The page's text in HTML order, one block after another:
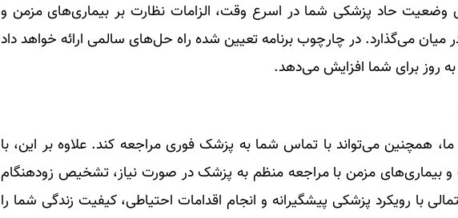
وضعیت حاد پزشکی شما در اسرع وقت، الزامات نظارت بر بیماری‌های مزمن و
میان می‌گذارد. در چارچوب برنامه تعیین شده راه حل‌های سالمی ارائه خواهد داد
روز برای شما افزایش می‌دهد.
همچنین می‌تواند با تماس شما به پزشک فوری مراجعه کند. علاوه بر این، با
بیماری‌های مزمن با مراجعه منظم به پزشک در صورت نیاز، تشخیص زودهنگام
با رویکرد پزشکی پیشگیرانه و انجام اقدامات احتیاطی، کیفیت زندگی شما را